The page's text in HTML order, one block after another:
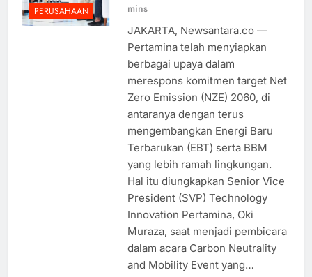
PERUSAHAAN
mins
JAKARTA, Newsantara.co —
Pertamina telah menyiapkan
berbagai upaya dalam
merespons komitmen target Net
Zero Emission (NZE) 2060, di
antaranya dengan terus
mengembangkan Energi Baru
Terbarukan (EBT) serta BBM
yang lebih ramah lingkungan.
Hal itu diungkapkan Senior Vice
President (SVP) Technology
Innovation Pertamina, Oki
Muraza, saat menjadi pembicara
dalam acara Carbon Neutrality
and Mobility Event yang…